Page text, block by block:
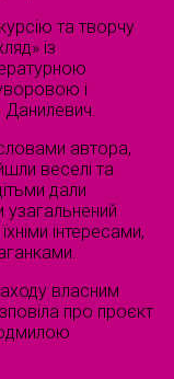
та творчу
із
і
автора,
веселі та
дали
інтересами,
власним
про проєкт